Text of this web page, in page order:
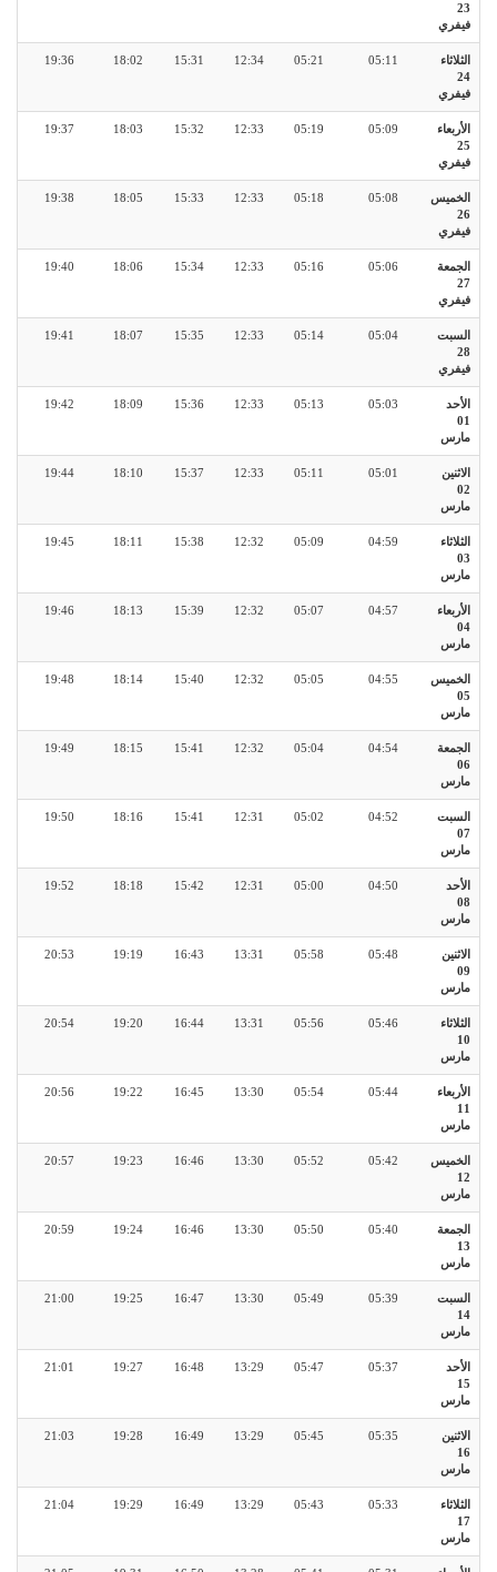
23
فيفري
الثلاثاء
24
فيفري
05:11
05:21
12:34
15:31
18:02
19:36
الأربعاء
25
فيفري
05:09
05:19
12:33
15:32
18:03
19:37
الخميس
26
فيفري
05:08
05:18
12:33
15:33
18:05
19:38
الجمعة
27
فيفري
05:06
05:16
12:33
15:34
18:06
19:40
السبت
28
فيفري
05:04
05:14
12:33
15:35
18:07
19:41
الأحد
01
مارس
05:03
05:13
12:33
15:36
18:09
19:42
الاثنين
02
مارس
05:01
05:11
12:33
15:37
18:10
19:44
الثلاثاء
03
مارس
04:59
05:09
12:32
15:38
18:11
19:45
الأربعاء
04
مارس
04:57
05:07
12:32
15:39
18:13
19:46
الخميس
05
مارس
04:55
05:05
12:32
15:40
18:14
19:48
الجمعة
06
مارس
04:54
05:04
12:32
15:41
18:15
19:49
السبت
07
مارس
04:52
05:02
12:31
15:41
18:16
19:50
الأحد
08
مارس
04:50
05:00
12:31
15:42
18:18
19:52
الاثنين
09
مارس
05:48
05:58
13:31
16:43
19:19
20:53
الثلاثاء
10
مارس
05:46
05:56
13:31
16:44
19:20
20:54
الأربعاء
11
مارس
05:44
05:54
13:30
16:45
19:22
20:56
الخميس
12
مارس
05:42
05:52
13:30
16:46
19:23
20:57
الجمعة
13
مارس
05:40
05:50
13:30
16:46
19:24
20:59
السبت
14
مارس
05:39
05:49
13:30
16:47
19:25
21:00
الأحد
15
مارس
05:37
05:47
13:29
16:48
19:27
21:01
الاثنين
16
مارس
05:35
05:45
13:29
16:49
19:28
21:03
الثلاثاء
17
مارس
05:33
05:43
13:29
16:49
19:29
21:04